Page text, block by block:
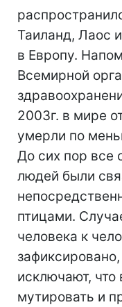
Таиланд, Лаос
в Европу.
Всемирной
2003г. в мире
умерли по
До сих пор все
людей были
птицами.
человека к
исключают,
мутировать и